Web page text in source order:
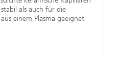
als auch für die
einem Plasma geeignet